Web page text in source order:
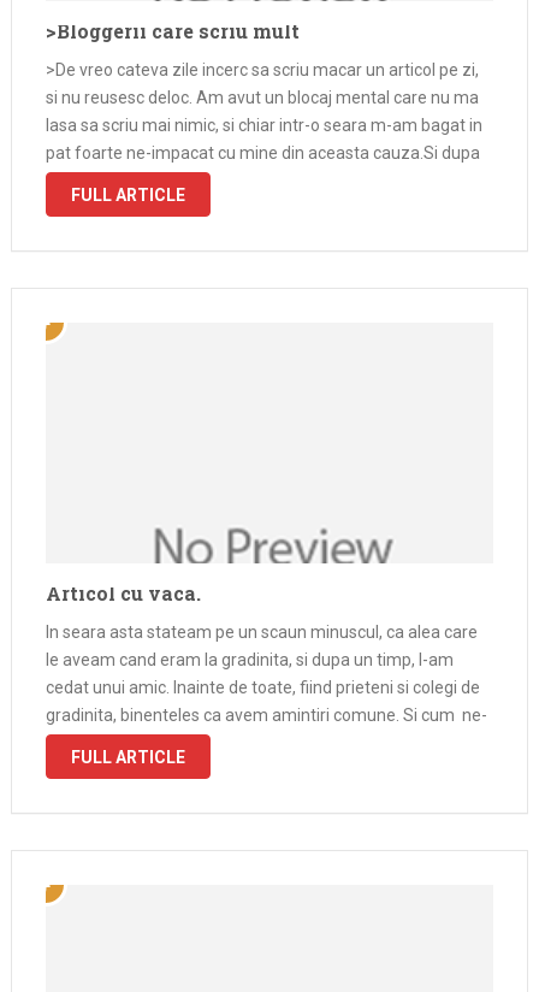
>Bloggerii care scriu mult
>De vreo cateva zile incerc sa scriu macar un articol pe zi,
si nu reusesc deloc. Am avut un blocaj mental care nu ma
lasa sa scriu mai nimic, si chiar intr-o seara m-am bagat in
pat foarte ne-impacat cu mine din aceasta cauza.Si dupa
ce …
FULL ARTICLE
Articol cu vaca.
In seara asta stateam pe un scaun minuscul, ca alea care
le aveam cand eram la gradinita, si dupa un timp, l-am
cedat unui amic. Inainte de toate, fiind prieteni si colegi de
gradinita, binenteles ca avem amintiri comune. Si cum ne-
am amintit noi de toate …
FULL ARTICLE